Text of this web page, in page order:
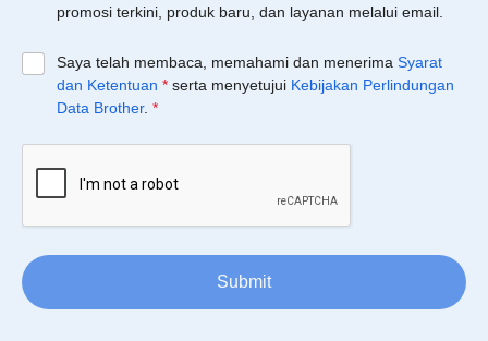
promosi terkini, produk baru, dan layanan melalui email.
Saya telah membaca, memahami dan menerima Syarat
dan Ketentuan * serta menyetujui Kebijakan Perlindungan
Data Brother. *
Submit